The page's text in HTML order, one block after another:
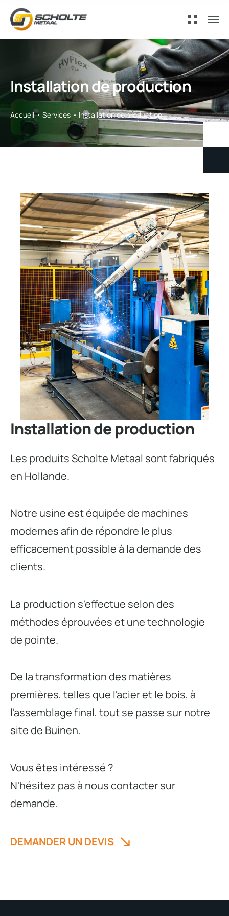
Installation de production
Accueil Services Installation de production
Installation de production
Les produits Scholte Metaal sont fabriqués
en Hollande.
Notre usine est équipée de machines
modernes afin de répondre le plus
efficacement possible à la demande des
clients.
La production s'effectue selon des
méthodes éprouvées et une technologie
de pointe.
De la transformation des matières
premières, telles que l'acier et le bois, à
l'assemblage final, tout se passe sur notre
site de Buinen.
Vous êtes intéressé ?
N'hésitez pas à nous contacter sur
demande.
DEMANDER UN DEVIS